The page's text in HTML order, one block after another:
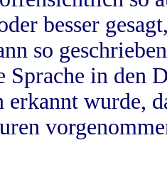
besser
so
Sprache in
erkannt wurde,